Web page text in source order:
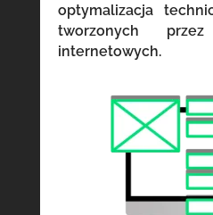
optymalizacja
tworzonych
internetowych.